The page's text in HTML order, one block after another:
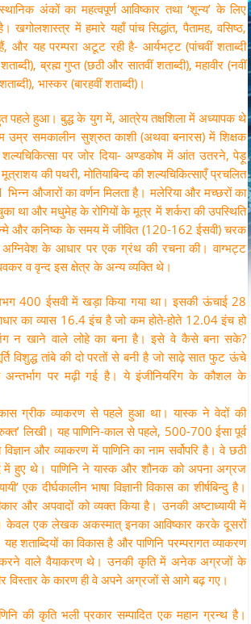
अंकों का महत्वपूर्ण आविष्कार तथा ‘शून्य’ के लिए
खगोलशास्त्र में हमारे यहाँ पांच सिद्धांत, पैतामह, वसिष्ठ,
और यह परम्परा अटूट रही है- आर्यभट्ट (पांचवीं शताब्दी
ब्रह्म गुप्त (छठी और सातवीं शताब्दी), महावीर (नवीं
भास्कर (बारहवीं शताब्दी)।
पहले हुआ। बुद्ध के युग में, आत्रेय तक्षशिला में अध्यापक थे
समकालीन सुश्रुत काशी (अथवा बनारस) में शिक्षक
शल्यचिकित्सा पर जोर दिया- अण्डकोष में आंत उतरने, पेड़ू
की पथरी, मोतियाबिन्द की शल्यचिकित्साएँ प्रचलित
औजारों का वर्णन मिलता है। मलेरिया और मच्छरों का
था और मधुमेह के रोगियों के मूत्र में शर्करा की उपस्थिति
और कनिष्क के समय में जीवित (120-162 ईसवी) चरक
के आधार पर एक ग्रंथ की रचना की। वाग्भट्ट
व वृन्द इस क्षेत्र के अन्य व्यक्ति थे।
400 ईसवी में खड़ा किया गया था। इसकी ऊंचाई 28
का व्यास 16.4 इंच है जो कम होते-होते 12.04 इंच हो
न खाने वाले लोहे का बना है। इसे वे कैसे बना सके?
विशुद्ध तांबे की दो परतों से बनी है जो साढ़े सात फुट ऊंचे
पर मढ़ी गई है। ये इंजीनियरिंग के कौशल के
ग्रीक व्याकरण से पहले हुआ था। यास्क ने वेदों की
लिखी। यह पाणिनि-काल से पहले, 500-700 ईसा पूर्व
और व्याकरण में पाणिनि का नाम सर्वोपरि है। वे छठी
में हुए थे। पाणिनि ने यास्क और शौनक को अपना अग्रज
एक दीर्घकालीन भाषा विज्ञानी विकास का शीर्षबिन्दु है।
और अपवादों को व्यक्त किया है। उनकी अष्टाध्यायी में
एक लेखक अकस्मात् इनका आविष्कार करके दूसरों
शताब्दियों का विकास है और पाणिनि परम्परागत व्याकरण
करने वाले वैयाकरण थे। उनकी कृति में अनेक अग्रजों के
विस्तार के कारण ही वे अपने अग्रजों से आगे बढ़ गए।
की कृति भली प्रकार सम्पादित एक महान ग्रन्थ है।